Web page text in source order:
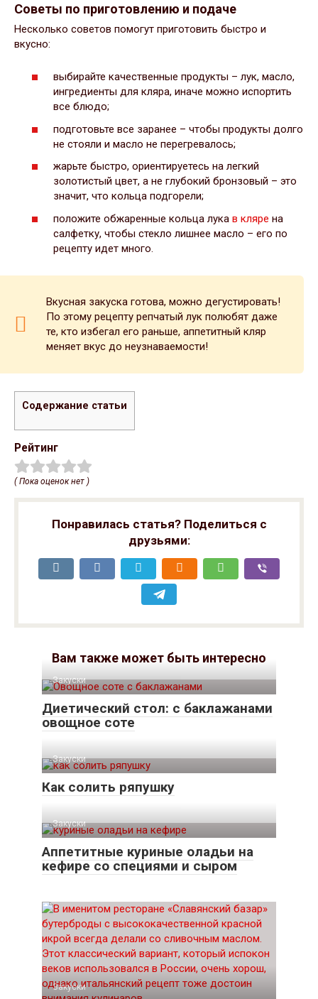
Советы по приготовлению и подаче
Несколько советов помогут приготовить быстро и
вкусно:
выбирайте качественные продукты – лук, масло,
ингредиенты для кляра, иначе можно испортить
все блюдо;
подготовьте все заранее – чтобы продукты долго
не стояли и масло не перегревалось;
жарьте быстро, ориентируетесь на легкий
золотистый цвет, а не глубокий бронзовый – это
значит, что кольца подгорели;
положите обжаренные кольца лука в кляре на
салфетку, чтобы стекло лишнее масло – его по
рецепту идет много.
Вкусная закуска готова, можно дегустировать!
По этому рецепту репчатый лук полюбят даже
те, кто избегал его раньше, аппетитный кляр
меняет вкус до неузнаваемости!
Содержание статьи
Рейтинг
( Пока оценок нет )
Понравилась статья? Поделиться с
друзьями:
Вам также может быть интересно
Закуски
Диетический стол: с баклажанами
овощное соте
Закуски
Как солить ряпушку
Закуски
Аппетитные куриные оладьи на
кефире со специями и сыром
Закуски